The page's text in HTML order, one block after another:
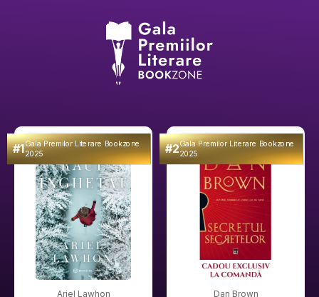
#1Gala Premilor Literare Bookzone
2025
Ariel Lawhon
#2Gala Premilor Literare Bookzone
2025
Dan Brown